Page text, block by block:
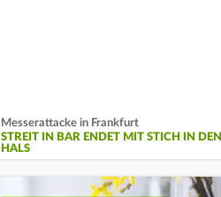
Messerattacke in Frankfurt
STREIT IN BAR ENDET MIT STICH IN DEN
HALS